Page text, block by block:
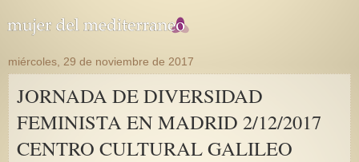
miércoles, 29 de noviembre de 2017
JORNADA DE DIVERSIDAD
FEMINISTA EN MADRID 2/12/2017
CENTRO CULTURAL GALILEO